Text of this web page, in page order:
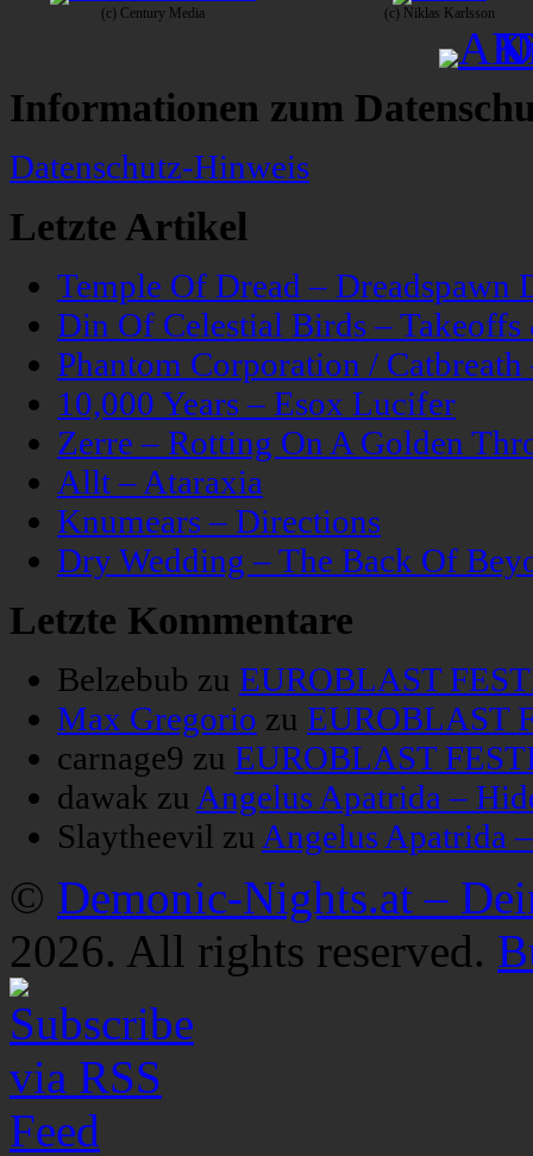
(c) Century Media (c) Niklas Karlsson
Informationen zum
Datenschutz-Hinweis
Letzte Artikel
Temple Of Dread – Dreadspawn
Din Of Celestial Birds –
Phantom Corporation /
10,000 Years – Esox Lucifer
Zerre – Rotting On A Golden
Allt – Ataraxia
Knumears – Directions
Dry Wedding – The Back Of
Letzte Kommentare
Belzebub zu EUROBLAST
Max Gregorio zu EUROBLAST
carnage9 zu EUROBLAST
dawak zuAngelus Apatrida –
Slaytheevil zuAngelus Apatrida
© Demonic-Nights.at –
2026. All rights reserved.